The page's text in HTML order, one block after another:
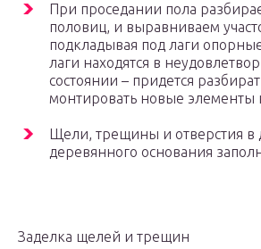
При проседании пола
половиц, и выравниваем
подкладывая под лаги
лаги находятся в
состоянии – придется
монтировать новые элементы
Щели, трещины и отверстия в
деревянного основания
Заделка щелей и трещин